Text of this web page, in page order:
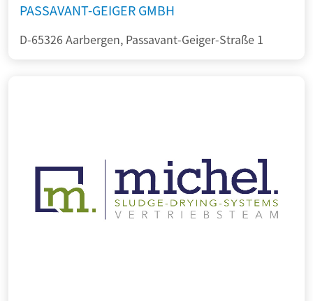
PASSAVANT-GEIGER GMBH
D-65326 Aarbergen, Passavant-Geiger-Straße 1